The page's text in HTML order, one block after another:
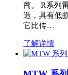
商。 R系列
造，具有低
它比传…
了解详情